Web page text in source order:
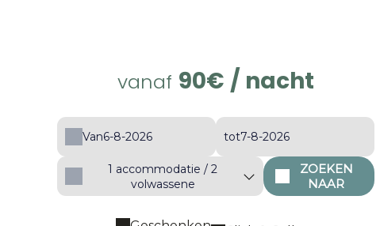
vanaf 90€ / nacht
Van tot
1 accommodatie / 2
volwassene
ZOEKEN
NAAR